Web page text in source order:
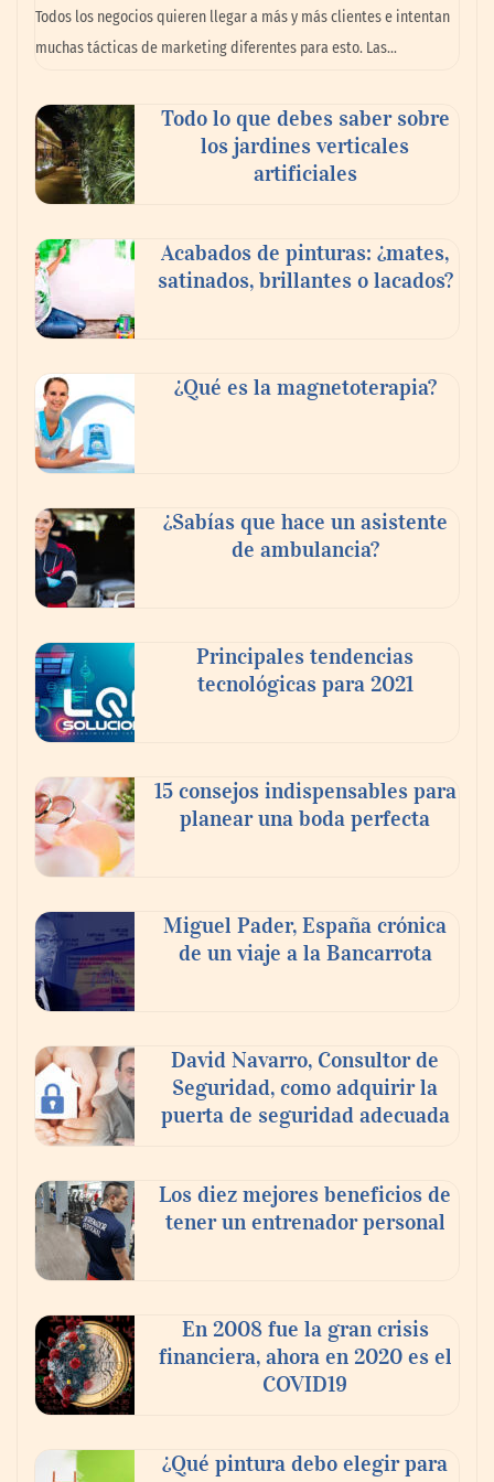
experiencia desde mediodía hasta el
anochecer con cocina abierta
El nuevo mapa de zonas tensionadas abre
inquilinos en Cataluña
La luz roja, el nuevo aftersun, actúa en la
recuperación de la piel después del sol
Todos los negocios quieren llegar a más y más clientes e intentan
muchas tácticas de marketing diferentes para esto. Las…
Todo lo que debes saber sobre
los jardines verticales
artificiales
Acabados de pinturas: ¿mates,
satinados, brillantes o lacados?
¿Qué es la magnetoterapia?
¿Sabías que hace un asistente
de ambulancia?
Principales tendencias
tecnológicas para 2021
15 consejos indispensables para
planear una boda perfecta
Miguel Pader, España crónica
de un viaje a la Bancarrota
David Navarro, Consultor de
Seguridad, como adquirir la
puerta de seguridad adecuada
Los diez mejores beneficios de
tener un entrenador personal
En 2008 fue la gran crisis
financiera, ahora en 2020 es el
COVID19
¿Qué pintura debo elegir para